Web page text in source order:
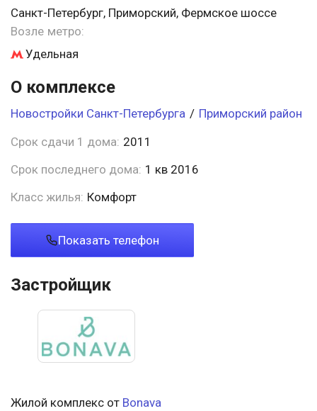
Санкт-Петербург, Приморский, Фермское шоссе
Возле метро:
Удельная
О комплексе
Новостройки Санкт-Петербурга / Приморский район
Срок сдачи 1 дома: 2011
Срок последнего дома: 1 кв 2016
Класс жилья: Комфорт
Показать телефон
Застройщик
Жилой комплекс от Bonava